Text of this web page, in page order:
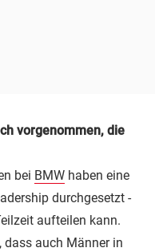
vorgenommen, die
bei BMW haben eine
durchgesetzt -
aufteilen kann.
dass auch Männer in